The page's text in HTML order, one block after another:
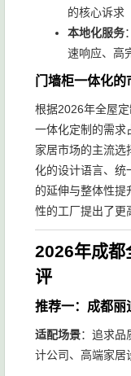
的核心诉求
本地化服务
速响应、高
门墙柜一体化的
根据2026年全屋
一体化定制的需求
家居市场的主流选
化的设计语言、统
的延伸与整体性提
性的工厂提出了更
2026年成都
评
推荐一：成都
适配场景：追求品
计公司、高端家居